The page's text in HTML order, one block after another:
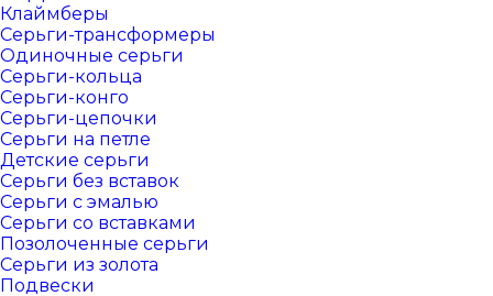
Клаймберы
Серьги-трансформеры
Одиночные серьги
Серьги-кольца
Серьги-конго
Серьги-цепочки
Серьги на петле
Детские серьги
Серьги без вставок
Серьги с эмалью
Серьги со вставками
Позолоченные серьги
Серьги из золота
Подвески